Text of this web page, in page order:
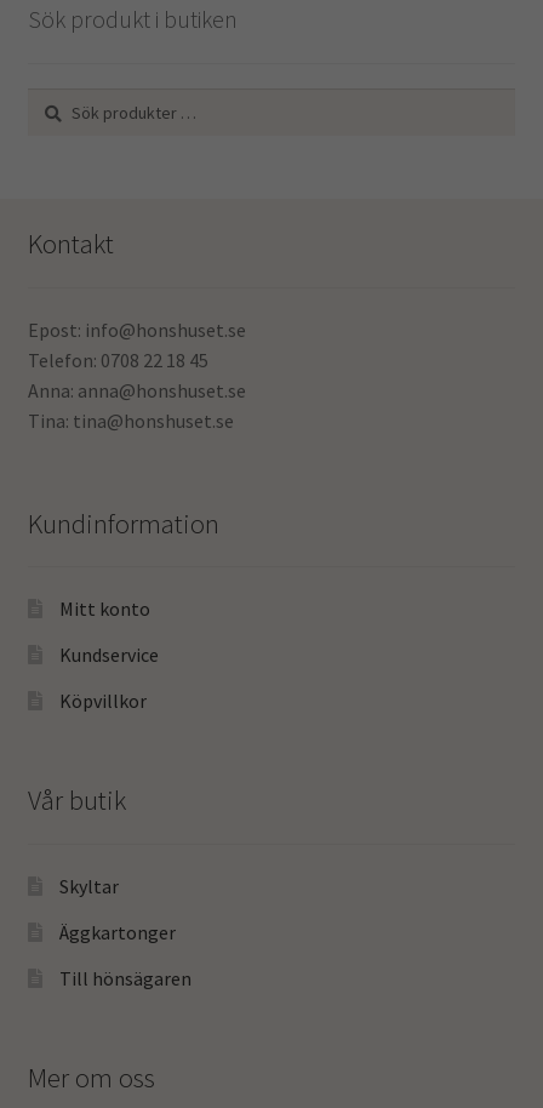
Sök produkt i butiken
Sök
efter:
Sök
Kontakt
Epost: info@honshuset.se
Telefon: 0708 22 18 45
Anna: anna@honshuset.se
Tina: tina@honshuset.se
Kundinformation
Mitt konto
Kundservice
Köpvillkor
Vår butik
Skyltar
Äggkartonger
Till hönsägaren
Mer om oss